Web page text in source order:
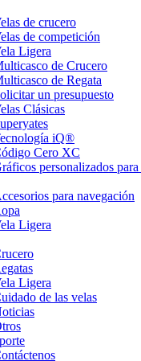
de crucero
de competición
Ligera
de Crucero
de Regata
un presupuesto
Clásicas
iQ®
Cero XC
personalizados para
para navegación
Ligera
Ligera
de las velas